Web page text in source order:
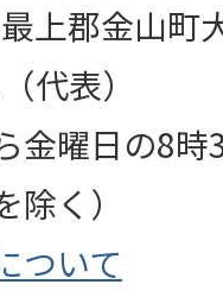
上郡金山町
代表）
金曜日の8
く）
ついて